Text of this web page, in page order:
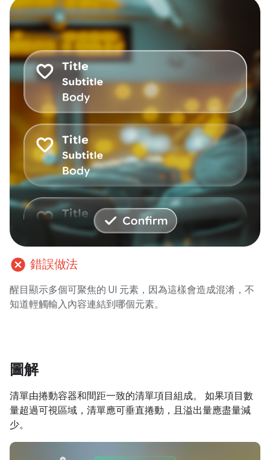
cancel 錯誤做法
醒目顯示多個可聚焦的 UI 元素，因為這樣會造成混淆，不
知道輕觸輸入內容連結到哪個元素。
圖解
清單由捲動容器和間距一致的清單項目組成。 如果項目數
量超過可視區域，清單應可垂直捲動，且溢出量應盡量減
少。